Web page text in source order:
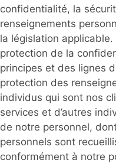
confidentialité, la
renseignements
la législation
protection de la
principes et des lignes
protection des
individus qui sont nos
services et d’autres
de notre personnel,
personnels sont
conformément à notre